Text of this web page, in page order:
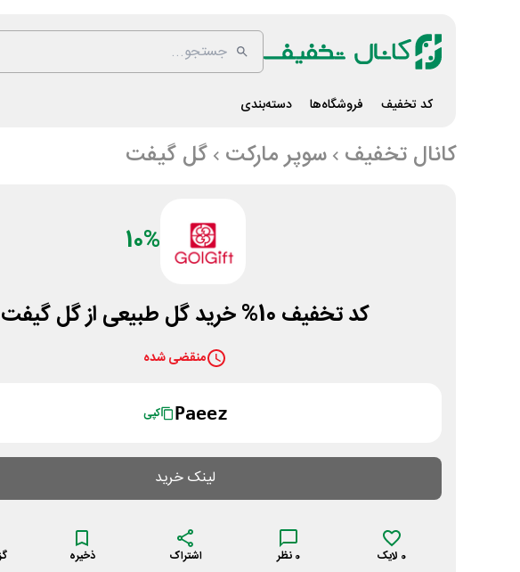
کد تخفیف فروشگاه‌ها دسته‌بندی
کانال تخفیف سوپر مارکت گل گیفت
10%
کد تخفیف 10% خرید گل طبیعی از گل گیفت
منقضی شده
Paeez کپی
لینک خرید
0 لایک 0 نظر اشتراک ذخیره